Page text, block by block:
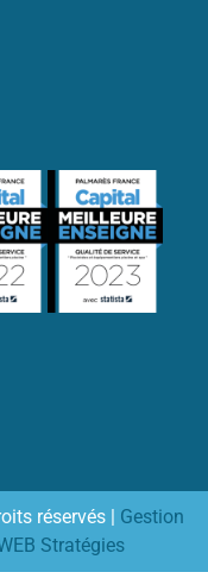
réservés | Gestion
Stratégies